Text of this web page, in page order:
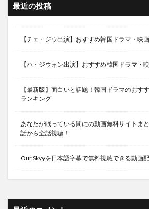
最近の投稿
【チェ・ジウ出演】おすすめ韓国ドラマ・映
【ハ・ジウォン出演】おすすめ韓国ドラマ・
【最新版】面白いと話題！韓国ドラマのおす
ランキング
あなたが眠っている間にの動画無料サイトま
話から全話視聴！
Our Skyyを日本語字幕で無料視聴できる動画